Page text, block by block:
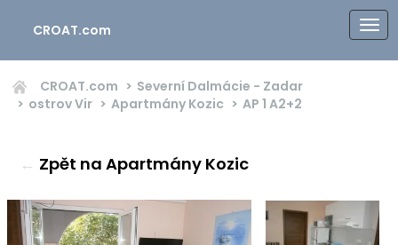
CROAT.com
CROAT.com
Severní Dalmácie - Zadar
ostrov Vir
Apartmány Kozic AP 1 A2+2
← Zpět na Apartmány Kozic